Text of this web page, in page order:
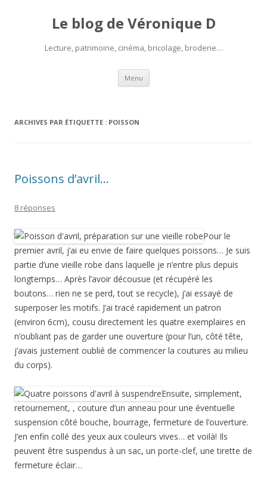
Le blog de Véronique D
Lecture, patrimoine, cinéma, bricolage, broderie…
Menu Aller
contenu
ARCHIVES PAR ÉTIQUETTE : POISSON
Poissons d’avril…
8 réponses
Pour le
premier avril, j’ai eu envie de faire quelques poissons… Je suis
partie d’une vieille robe dans laquelle je n’entre plus depuis
longtemps… Après l’avoir décousue (et récupéré les
boutons… rien ne se perd, tout se recycle), j’ai essayé de
superposer les motifs. J’ai tracé rapidement un patron
(environ 6cm), cousu directement les quatre exemplaires en
n’oubliant pas de garder une ouverture (pour l’un, côté tête,
j’avais justement oublié de commencer la coutures au milieu
du corps).
Ensuite, simplement,
retournement, , couture d’un anneau pour une éventuelle
suspension côté bouche, bourrage, fermeture de l’ouverture.
J’en enfin collé des yeux aux couleurs vives… et voilà! Ils
peuvent être suspendus à un sac, un porte-clef, une tirette de
fermeture éclair…